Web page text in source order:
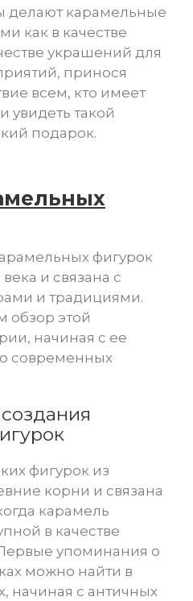
делают карамельные
как в качестве
украшений для
принося
всем, кто имеет
увидеть такой
подарок.
фигурок
и связана с
и традициями.
обзор этой
начиная с ее
современных
фигурок из
корни и связана
карамель
в качестве
упоминания о
можно найти в
начиная с античных